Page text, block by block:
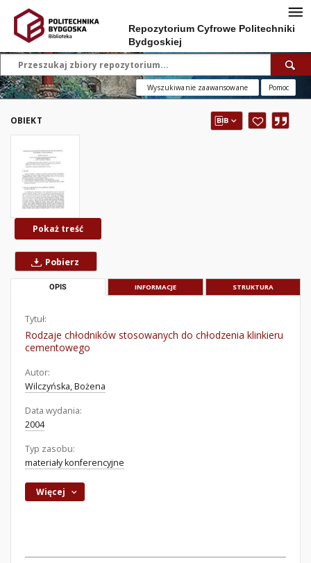
Repozytorium Cyfrowe Politechniki
Bydgoskiej
Wyszukiwanie zaawansowane Pomoc
OBIEKT
Pokaż treść
Pobierz
OPIS INFORMACJE STRUKTURA
Tytuł:
Rodzaje chłodników stosowanych do chłodzenia klinkieru
cementowego
Autor:
Wilczyńska, Bożena
Data wydania:
2004
Typ zasobu:
materiały konferencyjne
Więcej